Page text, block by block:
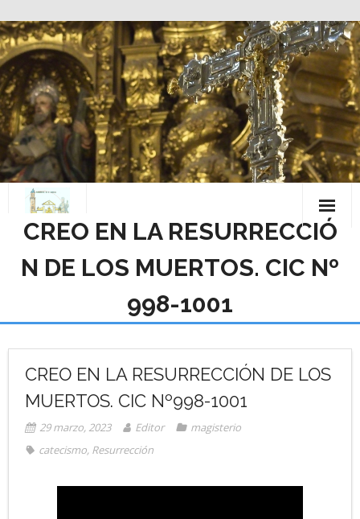
Saltar
al
contenido
CREO EN LA RESURRECCIÓ
N DE LOS MUERTOS. CIC Nº
998-1001
CREO EN LA RESURRECCIÓN DE LOS
MUERTOS. CIC Nº998-1001
29 marzo, 2023 Editor
magisterio
catecismo, Resurrección